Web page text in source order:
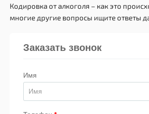
Кодировка от алкоголя – как это
многие другие вопросы ищите ответы